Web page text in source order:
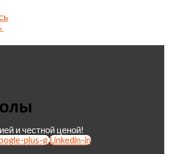
и честной ценой!
plus-gLinkedin-in